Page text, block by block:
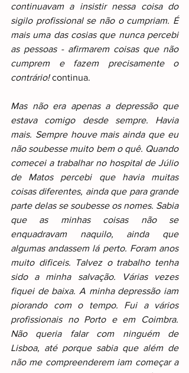
continuavam a insistir nessa coisa do
sigilo profissional se não o cumpriam. É
mais uma das cosias que nunca percebi
as pessoas - afirmarem coisas que não
cumprem e fazem precisamente o
contrário! continua.
Mas não era apenas a depressão que
estava comigo desde sempre. Havia
mais. Sempre houve mais ainda que eu
não soubesse muito bem o quê. Quando
comecei a trabalhar no hospital de Júlio
de Matos percebi que havia muitas
coisas diferentes, ainda que para grande
parte delas se soubesse os nomes. Sabia
que as minhas coisas não se
enquadravam naquilo, ainda que
algumas andassem lá perto. Foram anos
muito dificeis. Talvez o trabalho tenha
sido a minha salvação. Várias vezes
fiquei de baixa. A minha depressão iam
piorando com o tempo. Fui a vários
profissionais no Porto e em Coimbra.
Não queria falar com ninguém de
Lisboa, até porque sabia que além de
não me compreenderem iam começar a